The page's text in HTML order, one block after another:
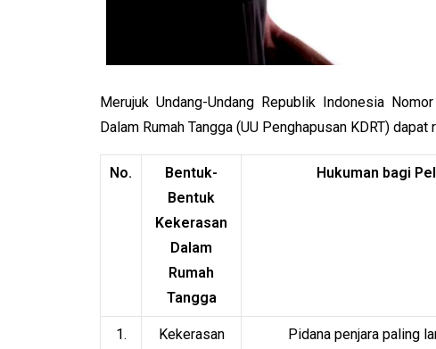
Merujuk Undang-Undang Republik Indonesia
Dalam Rumah Tangga (UU Penghapusan KDRT)
No.
Bentuk-
Bentuk
Kekerasan
Dalam
Rumah
Tangga
Hukuman bagi
1.
Kekerasan
Pidana penjara paling